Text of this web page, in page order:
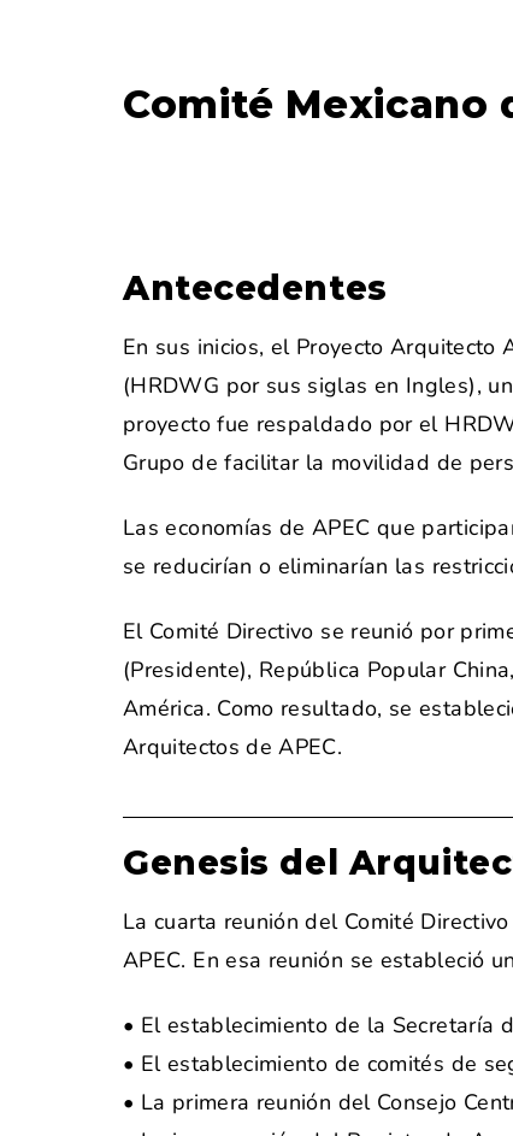
Comité Mexicano
Antecedentes
En sus inicios, el Proyecto Arquitecto
(HRDWG por sus siglas en Ingles),
proyecto fue respaldado por el
Grupo de facilitar la movilidad de
Las economías de APEC que
se reducirían o eliminarían las
El Comité Directivo se reunió por
(Presidente), República Popular
América. Como resultado, se
Arquitectos de APEC.
Genesis del
La cuarta reunión del Comité
APEC. En esa reunión se estableció
• El establecimiento de la Secretaría
• El establecimiento de comités de
• La primera reunión del Consejo